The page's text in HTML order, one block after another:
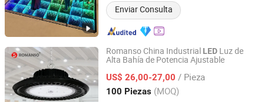
Enviar Consulta
Romanso China Industrial LED Luz de
Alta Bahía de Potencia Ajustable
US$ 26,00-27,00 / Pieza
100 Piezas (MOQ)
Shenzhen Romanso Electronic Co., Ltd.
Guangdong, China Desde 2021